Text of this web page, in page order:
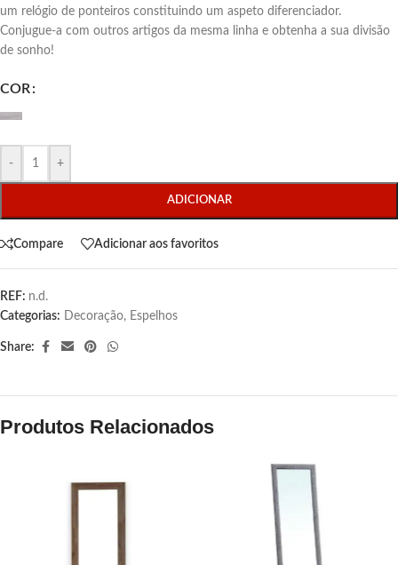
um relógio de ponteiros constituindo um aspeto diferenciador.
Conjugue-a com outros artigos da mesma linha e obtenha a sua divisão
de sonho!
COR
- +
ADICIONAR
Compare Adicionar aos favoritos
REF: n.d.
Categorias: Decoração, Espelhos
Share:
Produtos Relacionados